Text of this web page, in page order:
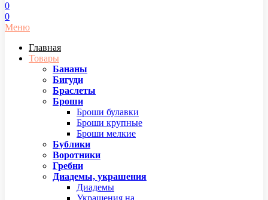
0
0
Меню
Главная
Товары
Бананы
Бигуди
Браслеты
Броши
Броши булавки
Броши крупные
Броши мелкие
Бублики
Воротники
Гребни
Диадемы, украшения
Диадемы
Украшения на